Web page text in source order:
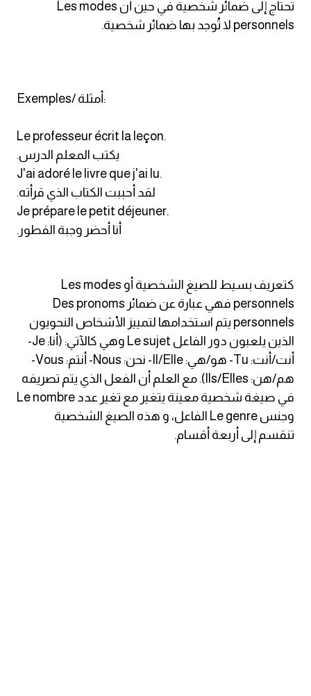
كلمات بحرف g
كلمات بحرف n
كلمات بحرف o
كلمات بحرف p
كلمات بحرف q
كلمات بحرف r
تحتاج إلى ضمائر شخصية في حين أن Les modes
personnels لا تُوجد بها ضمائر شخصية.
Exemples/ أمثلة:
Le professeur écrit la leçon.
.يكتب المعلم الدرس
J'ai adoré le livre que j'ai lu.
.لقد أحببت الكتاب الذي قرأته
Je prépare le petit déjeuner.
.أنا أحضر وجبة الفطور
كتعريف بسيط للصيغ الشخصية أو Les modes
personnels فهي عبارة عن ضمائر Des pronoms
personnels يتم استخدامها لتمييز الأشخاص النحويون
الذين يلعبون دور الفاعل Le sujet وهي كالآتي: (أنا: Je-
أنت/أنت: Tu- هو/هي: Il/Elle- نحن: Nous- أنتم: Vous-
هم/هن: Ils/Elles). مع العلم أن الفعل الذي يتم تصريفه
في صيغة شخصية معينة يتغير مع تغير عدد Le nombre
وجنس Le genre الفاعل، و هذه الصيغ الشخصية
تنقسم إلى أربعة أقسام.